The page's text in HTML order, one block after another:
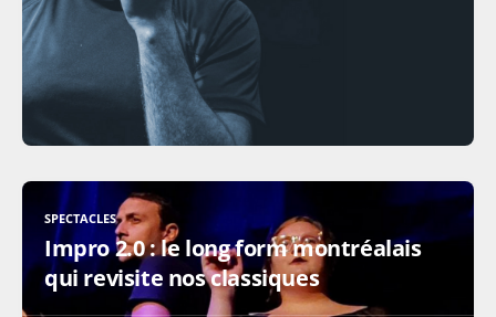
SPECTACLES
Impro 2.0 : le long form montréalais
qui revisite nos classiques